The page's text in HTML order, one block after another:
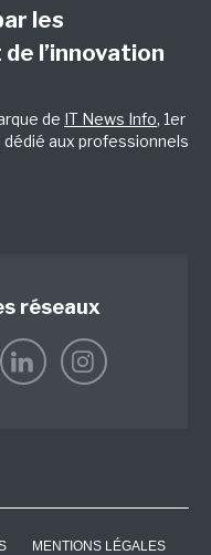
les
l’innovation
de IT News Info, 1er
aux professionnels
réseaux
MENTIONS LÉGALES